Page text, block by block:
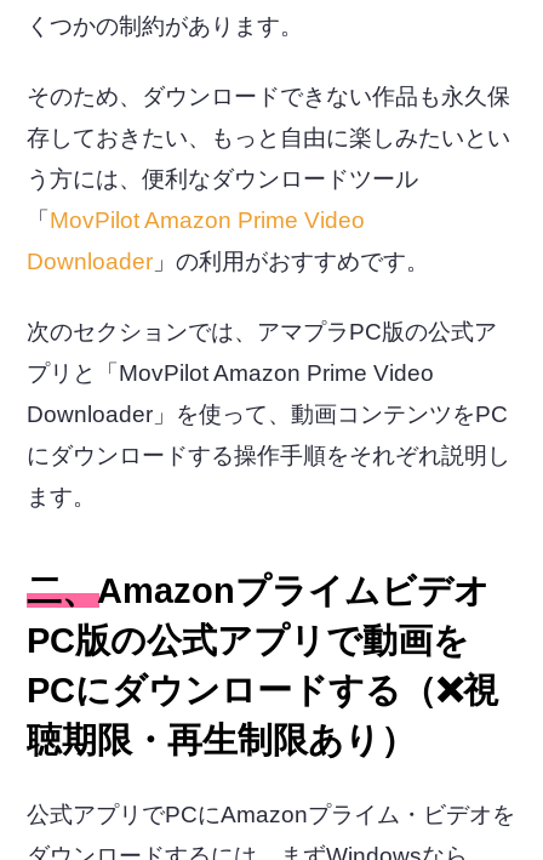
くつかの制約があります。
そのため、ダウンロードできない作品も永久保
存しておきたい、もっと自由に楽しみたいとい
う方には、便利なダウンロードツール
「 MovPilot Amazon Prime Video
Downloader 」の利用がおすすめです。
次のセクションでは、アマプラPC版の公式ア
プリと「MovPilot Amazon Prime Video
Downloader」を使って、動画コンテンツをPC
にダウンロードする操作手順をそれぞれ説明し
ます。
二、Amazonプライムビデオ
PC版の公式アプリで動画を
PCにダウンロードする（❌視
聴期限・再生制限あり）
公式アプリでPCにAmazonプライム・ビデオを